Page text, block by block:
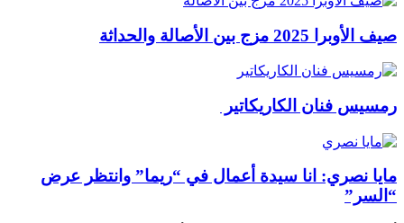
صيف الأوبرا 2025 مزج بين الأصالة والحداثة
رمسيس فنان الكاريكاتير
مايا نصري: انا سيدة أعمال في “ريما” وانتظر عرض
“السر”